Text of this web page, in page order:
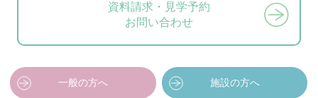
資料請求・見学予約
お問い合わせ
一般の方へ 施設の方へ